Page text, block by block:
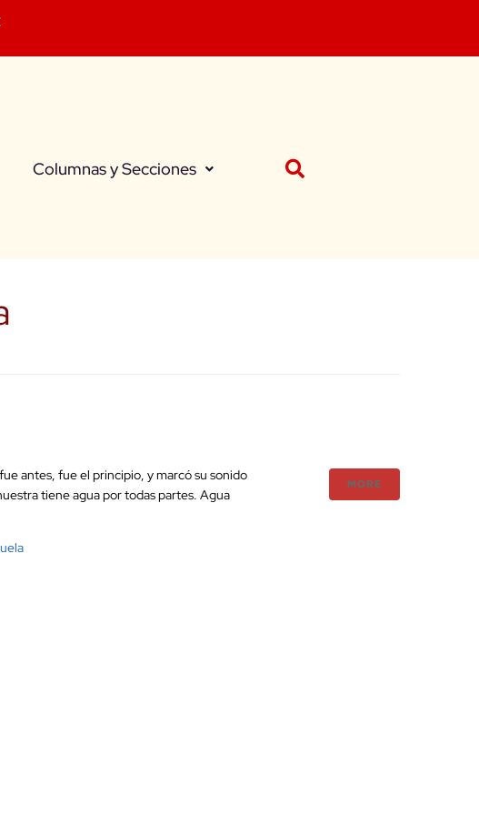
Columnas y Secciones
antes, fue el principio, y marcó su sonido
tiene agua por todas partes. Agua
MORE